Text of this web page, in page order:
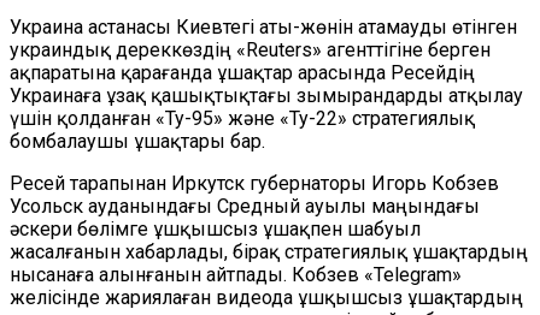
Украина астанасы Киевтегі аты-жөнін атамауды өтінген
украиндық дереккөздің «Reuters» агенттігіне берген
ақпаратына қарағанда ұшақтар арасында Ресейдің
Украинаға ұзақ қашықтықтағы зымырандарды атқылау
үшін қолданған «Ту-95» және «Ту-22» стратегиялық
бомбалаушы ұшақтары бар.
Ресей тарапынан Иркутск губернаторы Игорь Кобзев
Усольск ауданындағы Средный ауылы маңындағы
әскери бөлімге ұшқышсыз ұшақпен шабуыл
жасалғанын хабарлады, бірақ стратегиялық ұшақтардың
нысанаға алынғанын айтпады. Кобзев «Telegram»
желісінде жариялаған видеода ұшқышсыз ұшақтардың